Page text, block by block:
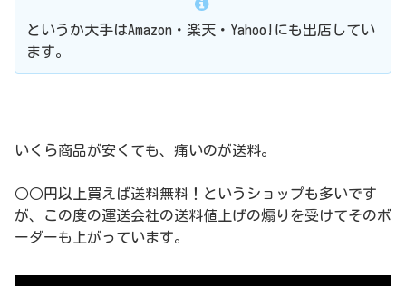
というか大手はAmazon・楽天・Yahoo!にも出店してい
ます。
いくら商品が安くても、痛いのが送料。
○○円以上買えば送料無料！というショップも多いです
が、この度の運送会社の送料値上げの煽りを受けてそのボ
ーダーも上がっています。